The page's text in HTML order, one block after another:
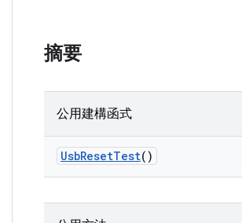
摘要
公用建構函式
UsbResetTest()